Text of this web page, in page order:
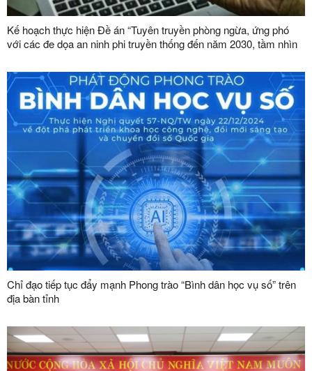
Kế hoạch thực hiện Đề án “Tuyên truyền phòng ngừa, ứng phó
với các đe dọa an ninh phi truyền thống đến năm 2030, tầm nhìn
Chỉ đạo tiếp tục đẩy mạnh Phong trào “Bình dân học vụ số” trên
địa bàn tỉnh